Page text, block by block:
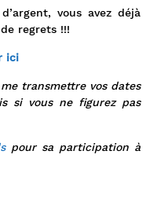
vous avez déjà
regrets !!!
ici
transmettre vos dates
si vous ne figurez pas
pour sa participation à